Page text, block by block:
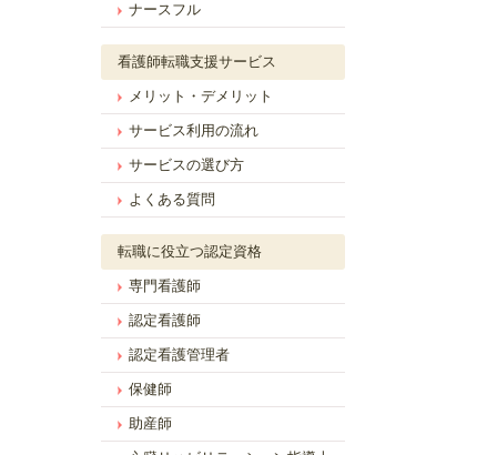
ナースフル
看護師転職支援サービス
メリット・デメリット
サービス利用の流れ
サービスの選び方
よくある質問
転職に役立つ認定資格
専門看護師
認定看護師
認定看護管理者
保健師
助産師